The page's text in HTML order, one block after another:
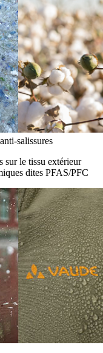
salissures
sur le tissu extérieur
dites PFAS/PFC